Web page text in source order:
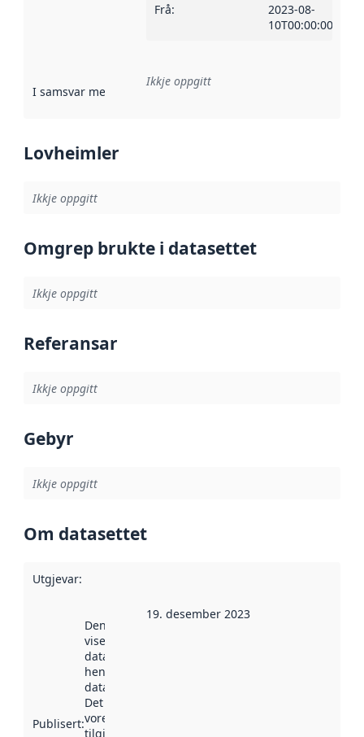
Frå:
2023-08-
10T00:00:00Z
I samsvar med Referanse til ei implementeringsregel eller
Ikkje oppgitt
Lovheimler
Ikkje oppgitt
Omgrep brukte i datasettet
Ikkje oppgitt
Referansar
Ikkje oppgitt
Gebyr
Ikkje oppgitt
Om datasettet
Utgjevar:
Publisert:
Denne datoen
viser når
datasettet vart
henta inn av
data.norge.no.
Det kan ha
vore
tilgjengeleg
19. desember 2023